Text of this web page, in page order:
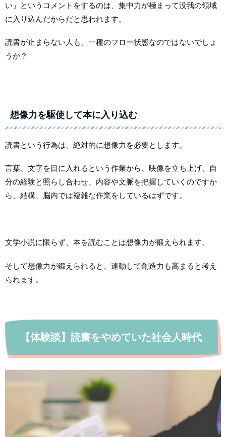
い」というコメントをするのは、集中力が極まって没我の領域
に入り込んだからだと思われます。
読書が止まらない人も、一種のフロー状態なのではないでしょ
うか？
想像力を駆使して本に入り込む
読書という行為は、絶対的に想像力を必要とします。
言葉、文字を目に入れるという作業から、映像を立ち上げ、自
分の経験と照らし合わせ、内容や文脈を把握していくのですか
ら、結構、脳内では複雑な作業をしているはずです。
文学小説に限らず、本を読むことは想像力が鍛えられます。
そして想像力が鍛えられると、連動して創造力も高まると考え
られます。
【体験談】読書をやめていた社会人時代